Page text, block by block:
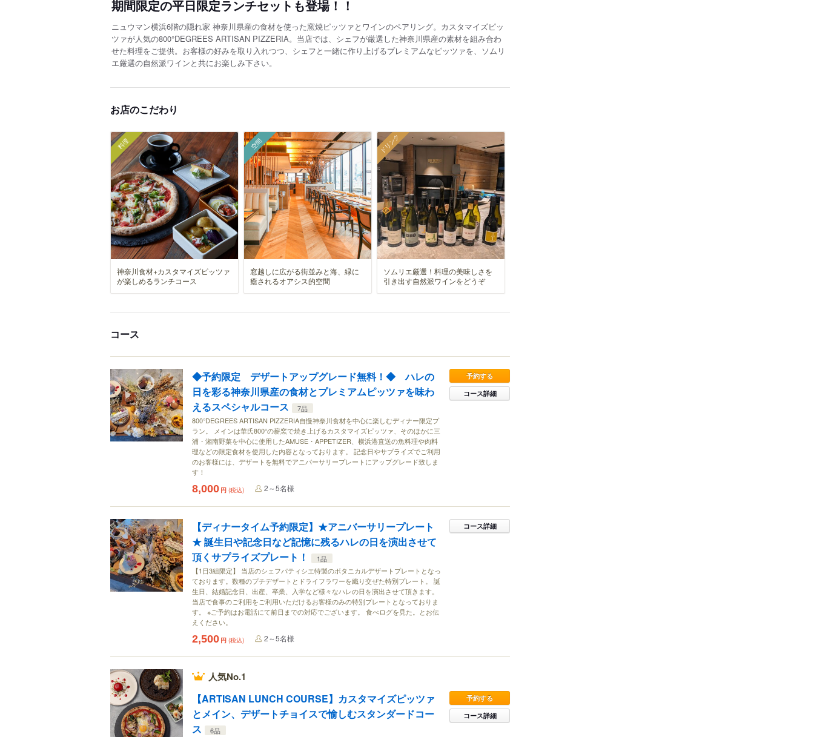
期間限定の平日限定ランチセットも登場！！
ニュウマン横浜6階の隠れ家 神奈川県産の食材を使った窯焼ピッツァとワインのペアリング。カスタマイズピッ
ツァが人気の800°DEGREES ARTISAN PIZZERIA。当店では、シェフが厳選した神奈川県産の素材を組み合わ
せた料理をご提供。お客様の好みを取り入れつつ、シェフと一緒に作り上げるプレミアムなピッツァを、ソムリ
エ厳選の自然派ワインと共にお楽しみ下さい。
お店のこだわり
料理
神奈川食材+カスタマイズピッツァ
が楽しめるランチコース
空間
窓越しに広がる街並みと海、緑に
癒されるオアシス的空間
ドリンク
ソムリエ厳選！料理の美味しさを
引き出す自然派ワインをどうぞ
コース
◆予約限定 デザートアップグレード無料！◆ ハレの
日を彩る神奈川県産の食材とプレミアムピッツァを味わ
えるスペシャルコース
7品
800°DEGREES ARTISAN PIZZERIA自慢神奈川食材を中心に楽しむディナー限定プ
ラン。 メインは華氏800°の薪窯で焼き上げるカスタマイズピッツァ、そのほかに三
浦・湘南野菜を中心に使用したAMUSE・APPETIZER、横浜港直送の魚料理や肉料
理などの限定食材を使用した内容となっております。 記念日やサプライズでご利用
のお客様には、デザートを無料でアニバーサリープレートにアップグレード致しま
す！
予約する
コース詳細
8,000 円 (税込) 2～5名様
【ディナータイム予約限定】★アニバーサリープレート
★ 誕生日や記念日など記憶に残るハレの日を演出させて
頂くサプライズプレート！
1品
【1日3組限定】 当店のシェフパティシエ特製のボタニカルデザートプレートとなっ
ております。数種のプチデザートとドライフラワーを織り交ぜた特別プレート。 誕
生日、結婚記念日、出産、卒業、入学など様々なハレの日を演出させて頂きます。
当店で食事のご利用をご利用いただけるお客様のみの特別プレートとなっておりま
す。 ※ご予約はお電話にて前日までの対応でございます。 食べログを見た。とお伝
えください。
コース詳細
2,500 円 (税込) 2～5名様
人気No.1
【ARTISAN LUNCH COURSE】カスタマイズピッツァ
とメイン、デザートチョイスで愉しむスタンダードコー
ス
6品
予約する
コース詳細